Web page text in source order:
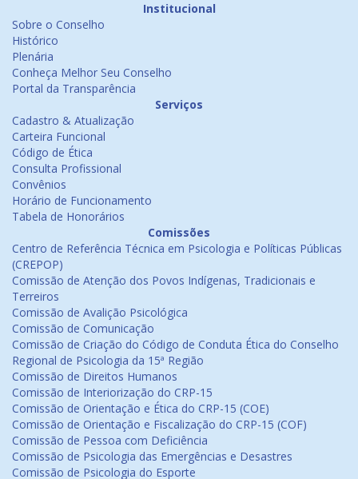
Institucional
Sobre o Conselho
Histórico
Plenária
Conheça Melhor Seu Conselho
Portal da Transparência
Serviços
Cadastro & Atualização
Carteira Funcional
Código de Ética
Consulta Profissional
Convênios
Horário de Funcionamento
Tabela de Honorários
Comissões
Centro de Referência Técnica em Psicologia e Políticas Públicas
(CREPOP)
Comissão de Atenção dos Povos Indígenas, Tradicionais e
Terreiros
Comissão de Avalição Psicológica
Comissão de Comunicação
Comissão de Criação do Código de Conduta Ética do Conselho
Regional de Psicologia da 15ª Região
Comissão de Direitos Humanos
Comissão de Interiorização do CRP-15
Comissão de Orientação e Ética do CRP-15 (COE)
Comissão de Orientação e Fiscalização do CRP-15 (COF)
Comissão de Pessoa com Deficiência
Comissão de Psicologia das Emergências e Desastres
Comissão de Psicologia do Esporte